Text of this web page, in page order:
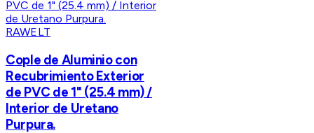
RAWELT
Cople de Aluminio con
Recubrimiento Exterior
de PVC de 1" (25.4 mm) /
Interior de Uretano
Purpura.